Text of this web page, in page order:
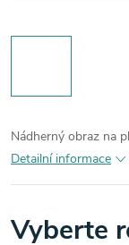
Nádherný obraz na
Detailní informace
Vyberte